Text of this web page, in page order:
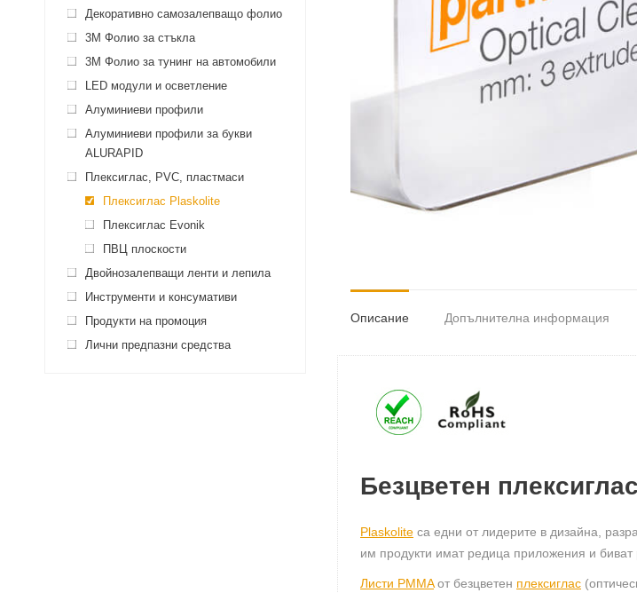
Описание Допълнителна информация
Безцветен
Plaskolite са едни от лидерите в дизайна,
им продукти имат редица приложения и биват
Листи PMMAот безцветен плексиглас
Декоративно самозалепващо фолио
3M Фолио за стъкла
3M Фолио за тунинг на автомобили
LED модули и осветление
Алуминиеви профили
Алуминиеви профили за букви
ALURAPID
Плексиглас, PVC, пластмаси
Плексиглас Plaskolite
Плексиглас Evonik
ПВЦ плоскости
Двойнозалепващи ленти и лепила
Инструменти и консумативи
Продукти на промоция
Лични предпазни средства